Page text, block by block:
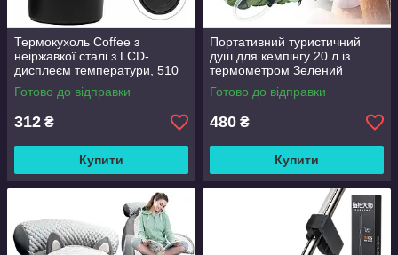
Термокухоль Coffee з
неіржавкої сталі з LCD-
дисплеєм температури, 510
мл Чорний
Готово до відправки
312 ₴
Купити
Портативний туристичний
душ для кемпінгу 20 л із
термометром Зелений
Готово до відправки
480 ₴
Купити